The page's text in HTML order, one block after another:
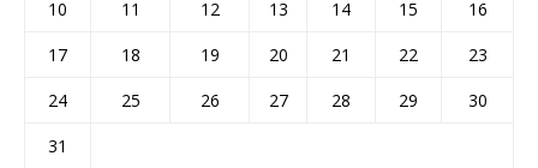
10
11 12 13 14 15
16
17
18 19 20 21 22
23
24
25 26 27 28 29
30
31